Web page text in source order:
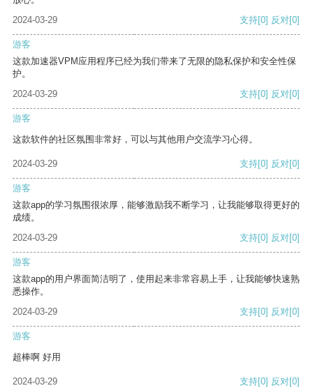
2024-03-29
支持[0] 反对[0]
游客
这款加速器VPM应用程序已经为我们带来了无限的隐私保护和安全性保
护。
2024-03-29
支持[0] 反对[0]
游客
这款软件的社区氛围非常好，可以与其他用户交流学习心得。
2024-03-29 支持[0] 反对[0]
游客
这款app的学习氛围很浓厚，能够激励我不断学习，让我能够取得更好的
成绩。
2024-03-29
支持[0] 反对[0]
游客
这款app的用户界面简洁明了，使用起来非常容易上手，让我能够快速熟
悉操作。
2024-03-29
支持[0] 反对[0]
游客
超棒啊 好用
2024-03-29 支持[0] 反对[0]